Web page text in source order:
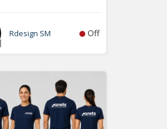
Rdesign SM Off